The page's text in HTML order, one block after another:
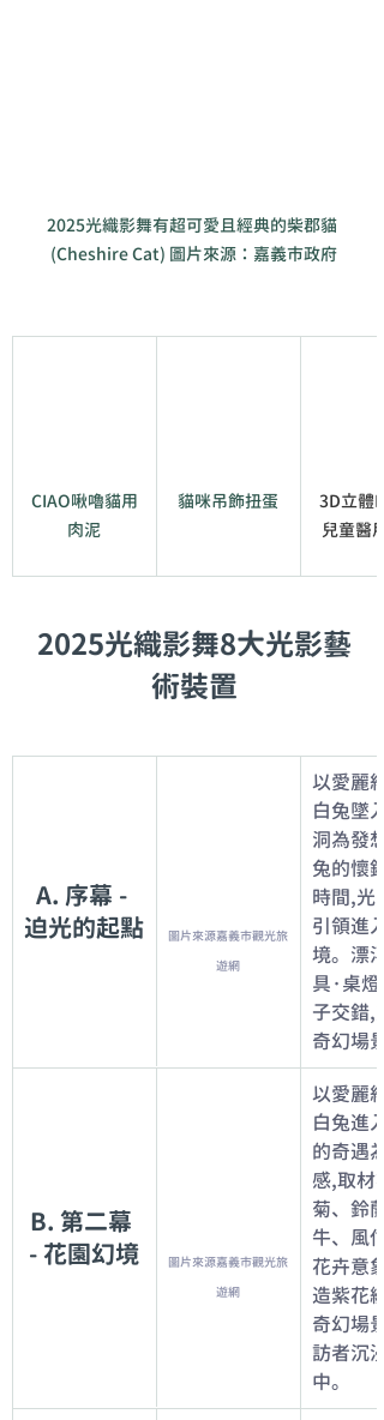
2025光織影舞有超可愛且經典的柴郡貓
(Cheshire Cat) 圖片來源：嘉義市政府
CIAO啾嚕貓用
肉泥
貓咪吊飾扭蛋
3D立體
兒童醫
2025光織影舞8大光影藝
術裝置
A. 序幕 -
迫光的起點
圖片來源嘉義市觀光旅
遊網
以愛麗
白兔墜
洞為發
兔的懷
時間,光
引領進入
境。漂
具·桌燈
子交錯,
奇幻場景
B. 第二幕
- 花園幻境
圖片來源嘉義市觀光旅
遊網
以愛麗
白兔進
的奇遇為
感,取材雛
菊、鈴
牛、風
花卉意
造紫花
奇幻場
訪者沉浸
中。